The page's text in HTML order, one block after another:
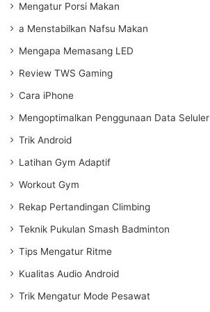
Mengatur Porsi Makan
a Menstabilkan Nafsu Makan
Mengapa Memasang LED
Review TWS Gaming
Cara iPhone
Mengoptimalkan Penggunaan Data Seluler
Trik Android
Latihan Gym Adaptif
Workout Gym
Rekap Pertandingan Climbing
Teknik Pukulan Smash Badminton
Tips Mengatur Ritme
Kualitas Audio Android
Trik Mengatur Mode Pesawat